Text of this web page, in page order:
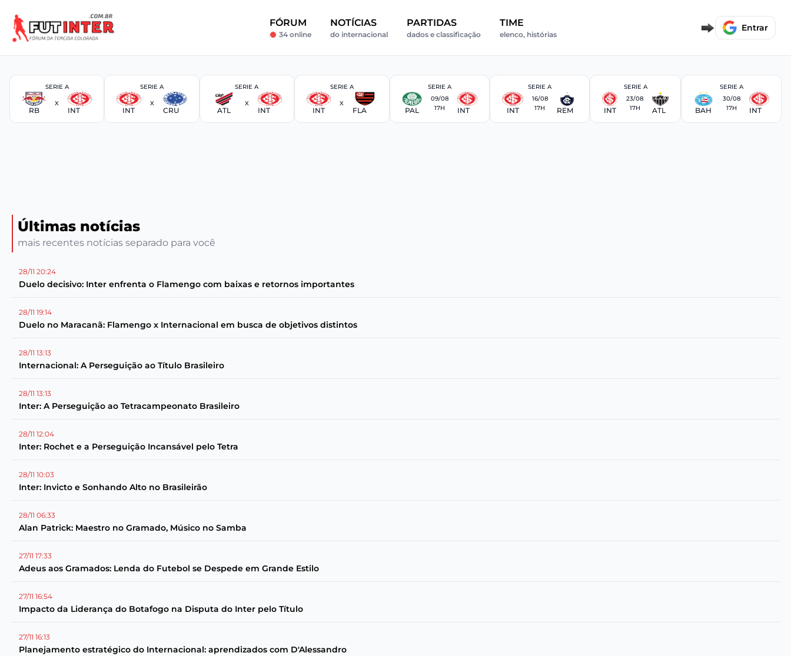
FÓRUM
34 online
NOTÍCIAS
do internacional
PARTIDAS
dados e classificação
TIME
elenco, histórias
Entrar
SERIE A
RB
X
INT
SERIE A
INT
X
CRU
SERIE A
ATL
X
INT
SERIE A
INT
X
FLA
SERIE A
PAL
09/08
17H
INT
SERIE A
INT
16/08
17H
REM
SERIE A
INT
23/08
17H
ATL
SERIE A
BAH
30/08
17H
INT
Últimas notícias
mais recentes notícias separado para você
28/11 20:24
Duelo decisivo: Inter enfrenta o Flamengo com baixas e retornos importantes
28/11 19:14
Duelo no Maracanã: Flamengo x Internacional em busca de objetivos distintos
28/11 13:13
Internacional: A Perseguição ao Título Brasileiro
28/11 13:13
Inter: A Perseguição ao Tetracampeonato Brasileiro
28/11 12:04
Inter: Rochet e a Perseguição Incansável pelo Tetra
28/11 10:03
Inter: Invicto e Sonhando Alto no Brasileirão
28/11 06:33
Alan Patrick: Maestro no Gramado, Músico no Samba
27/11 17:33
Adeus aos Gramados: Lenda do Futebol se Despede em Grande Estilo
27/11 16:54
Impacto da Liderança do Botafogo na Disputa do Inter pelo Título
27/11 16:13
Planejamento estratégico do Internacional: aprendizados com D'Alessandro